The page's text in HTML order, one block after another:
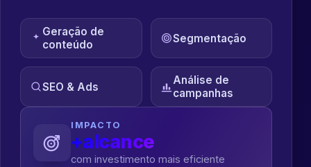
Geração de
conteúdo
Segmentação
SEO & Ads
Análise de
campanhas
IMPACTO
+alcance
com investimento mais eficiente